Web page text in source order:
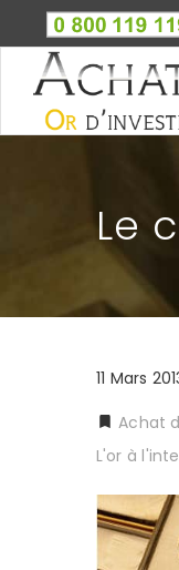
Le
11 Mars
Achat
L'or à